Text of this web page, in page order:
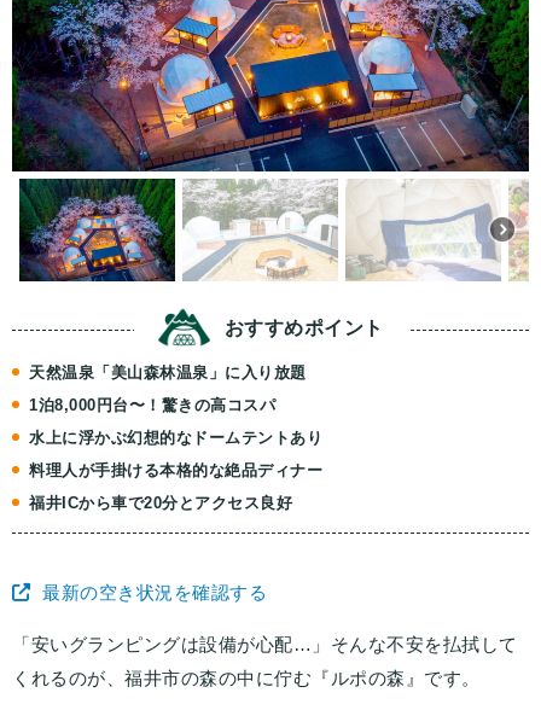
おすすめポイント
天然温泉「美山森林温泉」に入り放題
1泊8,000円台〜！驚きの高コスパ
水上に浮かぶ幻想的なドームテントあり
料理人が手掛ける本格的な絶品ディナー
福井ICから車で20分とアクセス良好
最新の空き状況を確認する
「安いグランピングは設備が心配…」そんな不安を払拭して
くれるのが、福井市の森の中に佇む『ルポの森』です。